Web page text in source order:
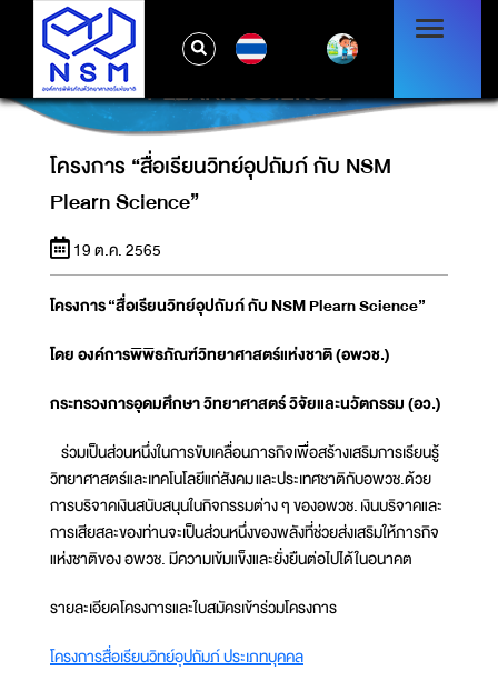
โครงการ “สื่อเรียนวิทย์อุปถัมภ์ กับ NSM
PLEARN SCIENCE”
โครงการ “สื่อเรียนวิทย์อุปถัมภ์ กับ NSM
Plearn Science”
19 ต.ค. 2565
โครงการ“สื่อเรียนวิทย์อุปถัมภ์ กับ NSM Plearn Science”
โดย องค์การพิพิธภัณฑ์วิทยาศาสตร์แห่งชาติ (อพวช.)
กระทรวงการอุดมศึกษา วิทยาศาสตร์ วิจัยและนวัตกรรม (อว.)
ร่วมเป็นส่วนหนึ่งในการขับเคลื่อนภารกิจเพื่อสร้างเสริมการเรียนรู้
วิทยาศาสตร์และเทคโนโลยีแก่สังคม และประเทศชาติกับอพวช.ด้วย
การบริจาคเงินสนับสนุนในกิจกรรมต่าง ๆ ของอพวช. เงินบริจาคและ
การเสียสละของท่านจะเป็นส่วนหนึ่งของพลังที่ช่วยส่งเสริมให้ภารกิจ
แห่งชาติของ อพวช. มีความเข้มแข็งและยั่งยืนต่อไปได้ในอนาคต
รายละเอียดโครงการและใบสมัครเข้าร่วมโครงการ
โครงการสื่อเรียนวิทย์อุปถัมภ์ ประเภทบุคคล